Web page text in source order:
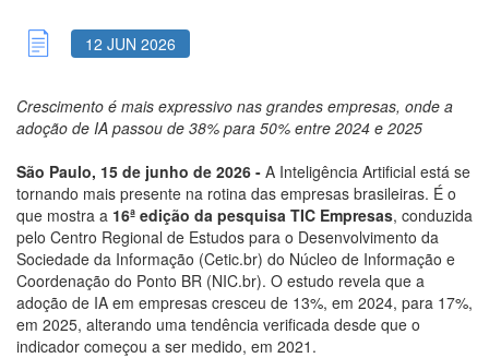
12 JUN 2026
Crescimento é mais expressivo nas grandes empresas, onde a
adoção de IA passou de 38% para 50% entre 2024 e 2025
São Paulo, 15 de junho de 2026 - A Inteligência Artificial está se
tornando mais presente na rotina das empresas brasileiras. É o
que mostra a 16ª edição da pesquisa TIC Empresas, conduzida
pelo Centro Regional de Estudos para o Desenvolvimento da
Sociedade da Informação (Cetic.br) do Núcleo de Informação e
Coordenação do Ponto BR (NIC.br). O estudo revela que a
adoção de IA em empresas cresceu de 13%, em 2024, para 17%,
em 2025, alterando uma tendência verificada desde que o
indicador começou a ser medido, em 2021.